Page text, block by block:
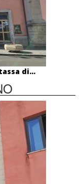
di...